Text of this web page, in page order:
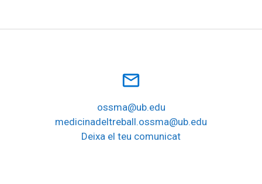
mail_outline
ossma@ub.edu
medicinadeltreball.ossma@ub.edu
Deixa el teu comunicat